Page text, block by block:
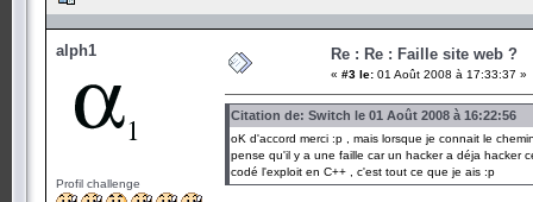
alph1
Profil challenge
Re : Re : Faille site web ?
« #3 le: 01 Août 2008 à 17:33:37 »
Citation de: Switch le 01 Août 2008 à 16:22:56
oK d'accord merci :p , mais lorsque je connait le
pense qu'il y a une faille car un hacker a déja hacker
codé l'exploit en C++ , c'est tout ce que je ais :p